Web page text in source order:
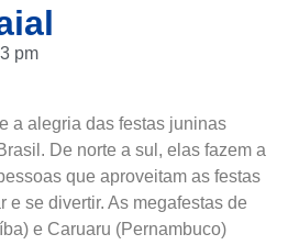
pm
a alegria das festas juninas
De norte a sul, elas fazem a
que aproveitam as festas
e se divertir. As megafestas de
e Caruaru (Pernambuco)